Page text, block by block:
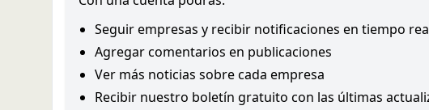
Seguir empresas y recibir notificaciones en tiempo
Agregar comentarios en publicaciones
Ver más noticias sobre cada empresa
Recibir nuestro boletín gratuito con las últimas